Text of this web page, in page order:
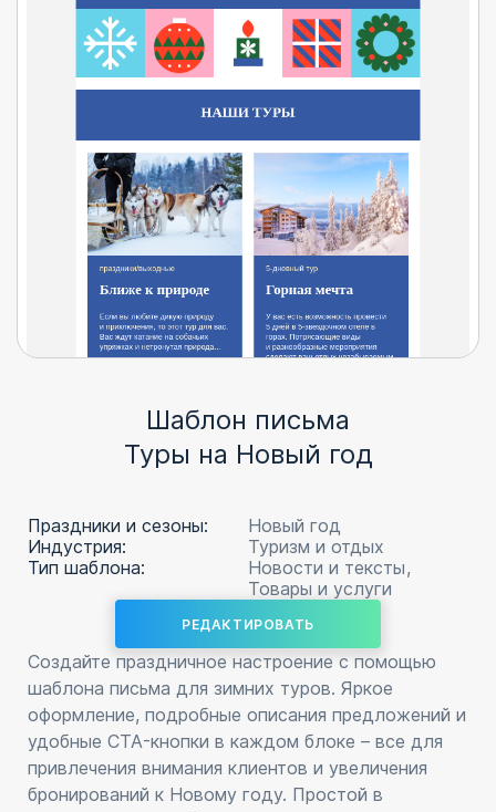
Шаблон письма
Туры на Новый год
Праздники и сезоны:
Новый год
Индустрия:
Туризм и отдых
Тип шаблона:
Новости и тексты
Товары и услуги
РЕДАКТИРОВАТЬ
Создайте праздничное настроение с помощью
шаблона письма для зимних туров. Яркое
оформление, подробные описания предложений и
удобные CTA-кнопки в каждом блоке – все для
привлечения внимания клиентов и увеличения
бронирований к Новому году. Простой в